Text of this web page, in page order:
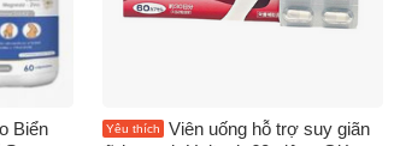
Biển
Yêu thích
Viên uống hỗ trợ suy giãn